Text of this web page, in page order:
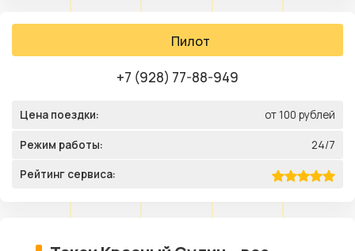
Пилот
+7 (928) 77-88-949
Цена поездки: от 100 рублей
Режим работы: 24/7
Рейтинг сервиса: